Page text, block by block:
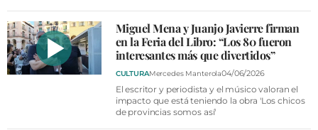
Miguel Mena y Juanjo Javierre firman
en la Feria del Libro: “Los 80 fueron
interesantes más que divertidos”
CULTURAMercedes Manterola04/06/2026
El escritor y periodista y el músico valoran el
impacto que está teniendo la obra 'Los chicos
de provincias somos así'